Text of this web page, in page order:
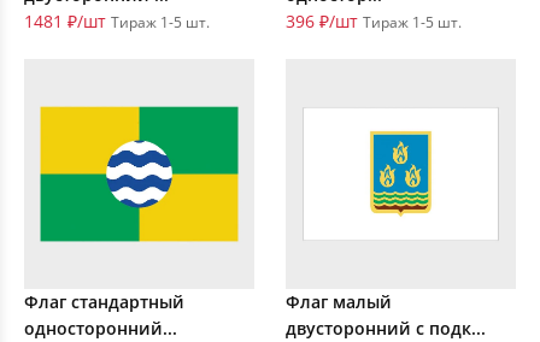
1481 ₽/шт Тираж 1-5 шт.
396 ₽/шт Тираж 1-5 шт.
Флаг стандартный
односторонний...
Флаг малый
двусторонний с подк...